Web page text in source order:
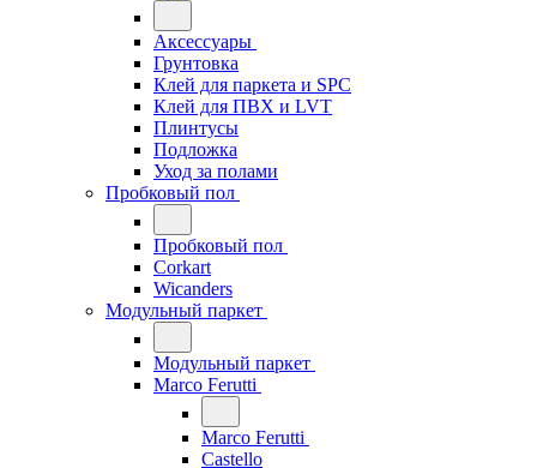
Аксессуары
Грунтовка
Клей для паркета и SPC
Клей для ПВХ и LVT
Плинтусы
Подложка
Уход за полами
Пробковый пол
Пробковый пол
Corkart
Wicanders
Модульный паркет
Модульный паркет
Marco Ferutti
Marco Ferutti
Castello